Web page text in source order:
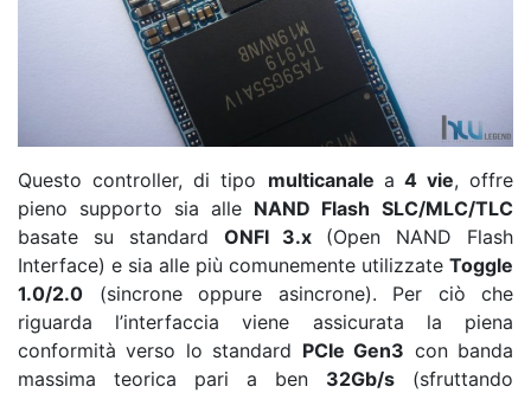
Questo controller, di tipo multicanale a 4 vie, offre
pieno supporto sia alle NAND Flash SLC/MLC/TLC
basate su standard ONFI 3.x (Open NAND Flash
Interface) e sia alle più comunemente utilizzate Toggle
1.0/2.0 (sincrone oppure asincrone). Per ciò che
riguarda l’interfaccia viene assicurata la piena
conformità verso lo standard PCIe Gen3 con banda
massima teorica pari a ben 32Gb/s (sfruttando